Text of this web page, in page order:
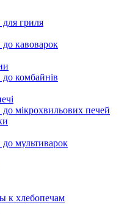
гриля
кавоварок
комбайнів
до мікрохвильових печей
мультиварок
к хлебопечам